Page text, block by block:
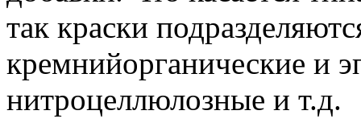
так краски
кремнийорганические и
нитроцеллюлозные и т.д.